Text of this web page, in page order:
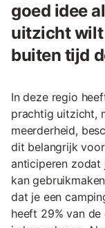
goed idee
uitzicht wilt
buiten tijd
In deze regio
prachtig uitzicht,
meerderheid,
dit belangrijk
anticiperen zodat
kan
dat je een
heeft 29% van